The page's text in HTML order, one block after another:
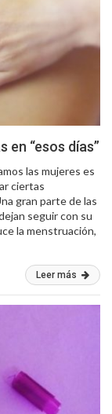
en “esos días”
las mujeres es
ciertas
gran parte de las
seguir con su
la menstruación,
Leer más